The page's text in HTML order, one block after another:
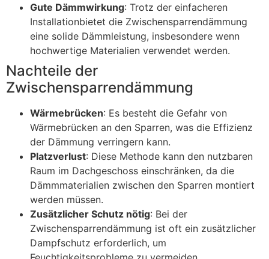
Gute Dämmwirkung: Trotz der einfacheren
Installationbietet die Zwischensparrendämmung
eine solide Dämmleistung, insbesondere wenn
hochwertige Materialien verwendet werden.
Nachteile der
Zwischensparrendämmung
Wärmebrücken: Es besteht die Gefahr von
Wärmebrücken an den Sparren, was die Effizienz
der Dämmung verringern kann.
Platzverlust: Diese Methode kann den nutzbaren
Raum im Dachgeschoss einschränken, da die
Dämmmaterialien zwischen den Sparren montiert
werden müssen.
Zusätzlicher Schutz nötig: Bei der
Zwischensparrendämmung ist oft ein zusätzlicher
Dampfschutz erforderlich, um